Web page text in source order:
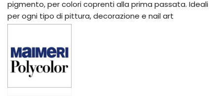
pigmento, per colori coprenti alla prima passata. Ideali
per ogni tipo di pittura, decorazione e nail art